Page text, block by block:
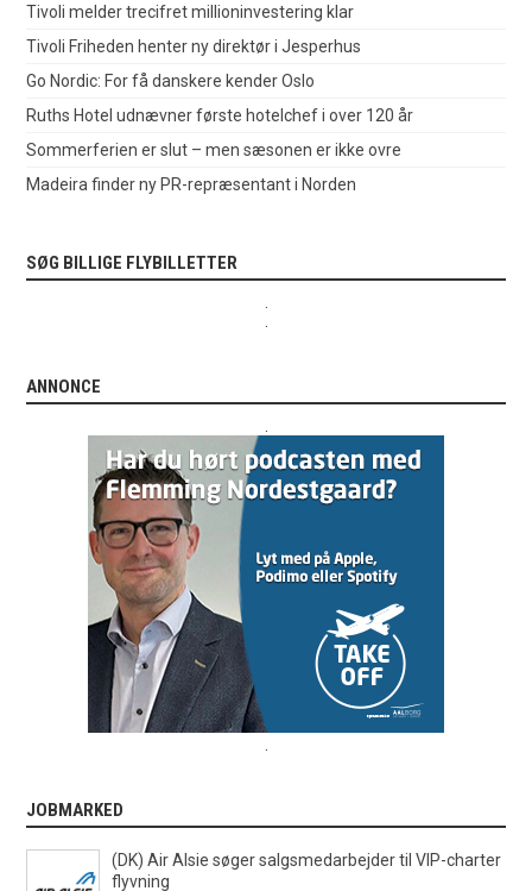
Tivoli melder trecifret millioninvestering klar
Tivoli Friheden henter ny direktør i Jesperhus
Go Nordic: For få danskere kender Oslo
Ruths Hotel udnævner første hotelchef i over 120 år
Sommerferien er slut – men sæsonen er ikke ovre
Madeira finder ny PR-repræsentant i Norden
SØG BILLIGE FLYBILLETTER
ANNONCE
JOBMARKED
(DK) Air Alsie søger salgsmedarbejder til VIP-charter
flyvning